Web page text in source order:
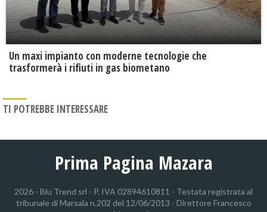
Un maxi impianto con moderne tecnologie che
trasformerà i rifiuti in gas biometano
TI POTREBBE INTERESSARE
Prima Pagina Mazara
2026 - Blu Trend srl - P. IVA 02894610811 - Testata registrata al
tribunale di Marsala n.202 del 12/06/2013 - Direttore Francesco